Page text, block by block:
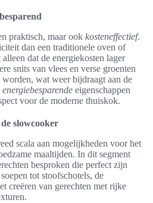
praktisch, maar ook kosteneffectief.
dan een traditionele oven of
dat de energiekosten lager
snits van vlees en verse groenten
wat weer bijdraagt aan de
energiebesparende eigenschappen
voor de moderne thuiskok.
slowcooker
scala aan mogelijkheden voor het
maaltijden. In dit segment
besproken die perfect zijn
tot stoofschotels, de
creëren van gerechten met rijke